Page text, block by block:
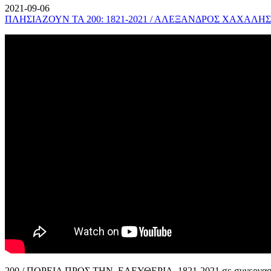
2021-09-06
ΠΛΗΣΙΑΖΟΥΝ ΤΑ 200: 1821-2021 / ΑΛΕΞΑΝΔΡΟΣ ΧΑΧΑΛΗΣ